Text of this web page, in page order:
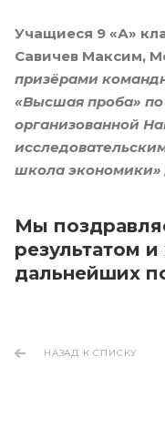
Учащиеся 9 «А»
Савичев Максим,
призёрами
«Высшая проба»
организованной
школа экономики»
Мы
результатом
дальнейших
НАЗАД К СПИСКУ